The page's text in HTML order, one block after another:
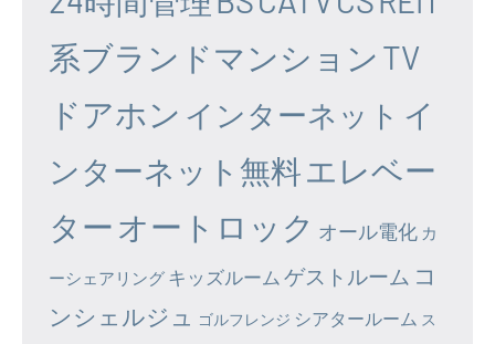
系ブランドマンション TV
ドアホン インターネット イ
ンターネット無料エレベー
ター オートロック オール電化 カ
ーシェアリング キッズルーム ゲストルーム コ
ンシェルジュ
ゴルフレンジ シアタールーム ス